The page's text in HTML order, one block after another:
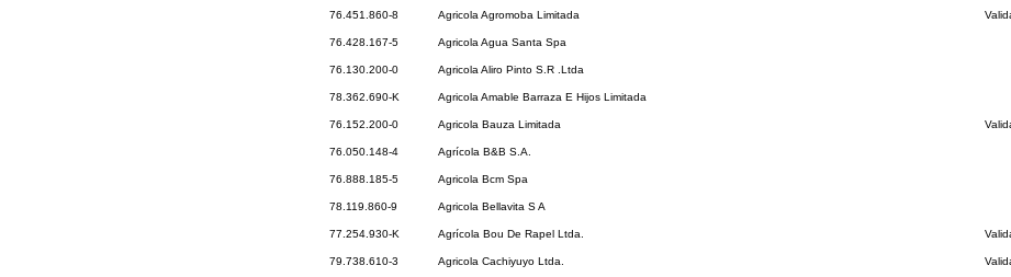
76.451.860-8 Agricola Agromoba Limitada
76.428.167-5 Agricola Agua Santa Spa
76.130.200-0 Agricola Aliro Pinto S.R .Ltda
78.362.690-K Agricola Amable Barraza E Hijos Limitada
76.152.200-0 Agricola Bauza Limitada
76.050.148-4 Agrícola B&B S.A.
76.888.185-5 Agricola Bcm Spa
78.119.860-9 Agricola Bellavita S A
77.254.930-K Agrícola Bou De Rapel Ltda.
79.738.610-3 Agricola Cachiyuyo Ltda.